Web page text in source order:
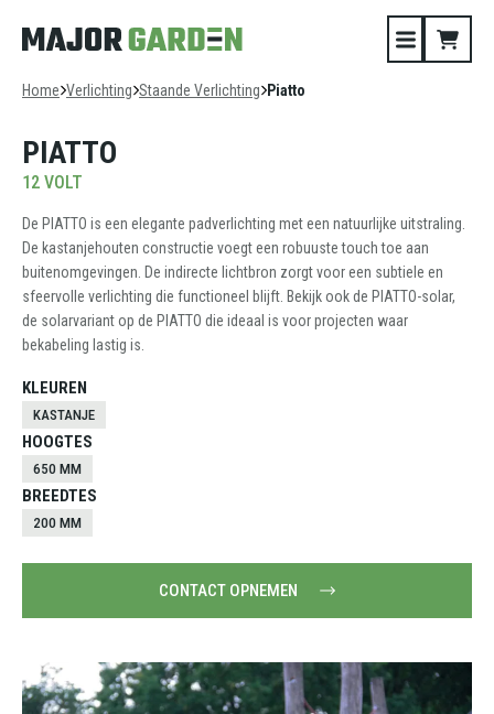
Home Verlichting Staande Verlichting Piatto
PIATTO
12 VOLT
De PIATTO is een elegante padverlichting met een natuurlijke uitstraling.
De kastanjehouten constructie voegt een robuuste touch toe aan
buitenomgevingen. De indirecte lichtbron zorgt voor een subtiele en
sfeervolle verlichting die functioneel blijft. Bekijk ook de PIATTO-solar,
de solarvariant op de PIATTO die ideaal is voor projecten waar
bekabeling lastig is.
KLEUREN
KASTANJE
HOOGTES
650 MM
BREEDTES
200 MM
CONTACT OPNEMEN